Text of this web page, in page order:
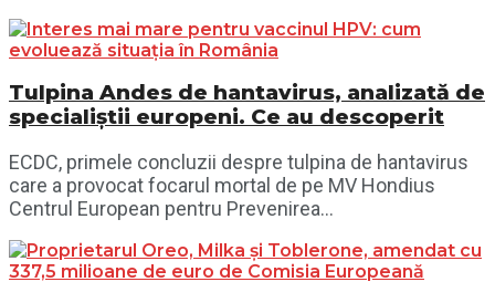
Tulpina Andes de hantavirus, analizată de
specialiștii europeni. Ce au descoperit
ECDC, primele concluzii despre tulpina de hantavirus
care a provocat focarul mortal de pe MV Hondius
Centrul European pentru Prevenirea...